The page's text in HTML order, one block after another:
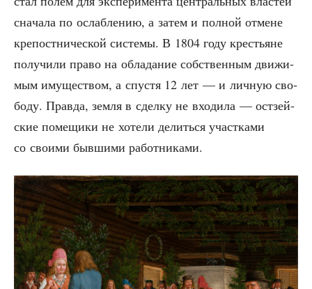
сна­ча­ла по ослаб­ле­нию, а затем и пол­ной отмене
кре­пост­ни­че­ской систе­мы. В 1804 году кре­стьяне
полу­чи­ли пра­во на обла­да­ние соб­ствен­ным дви­жи­
мым иму­ще­ством, а спу­стя 12 лет — и лич­ную сво­
бо­ду. Прав­да, зем­ля в сдел­ку не вхо­ди­ла — ост­зей­
ские поме­щи­ки не хоте­ли делить­ся участ­ка­ми
со сво­и­ми быв­ши­ми работниками.